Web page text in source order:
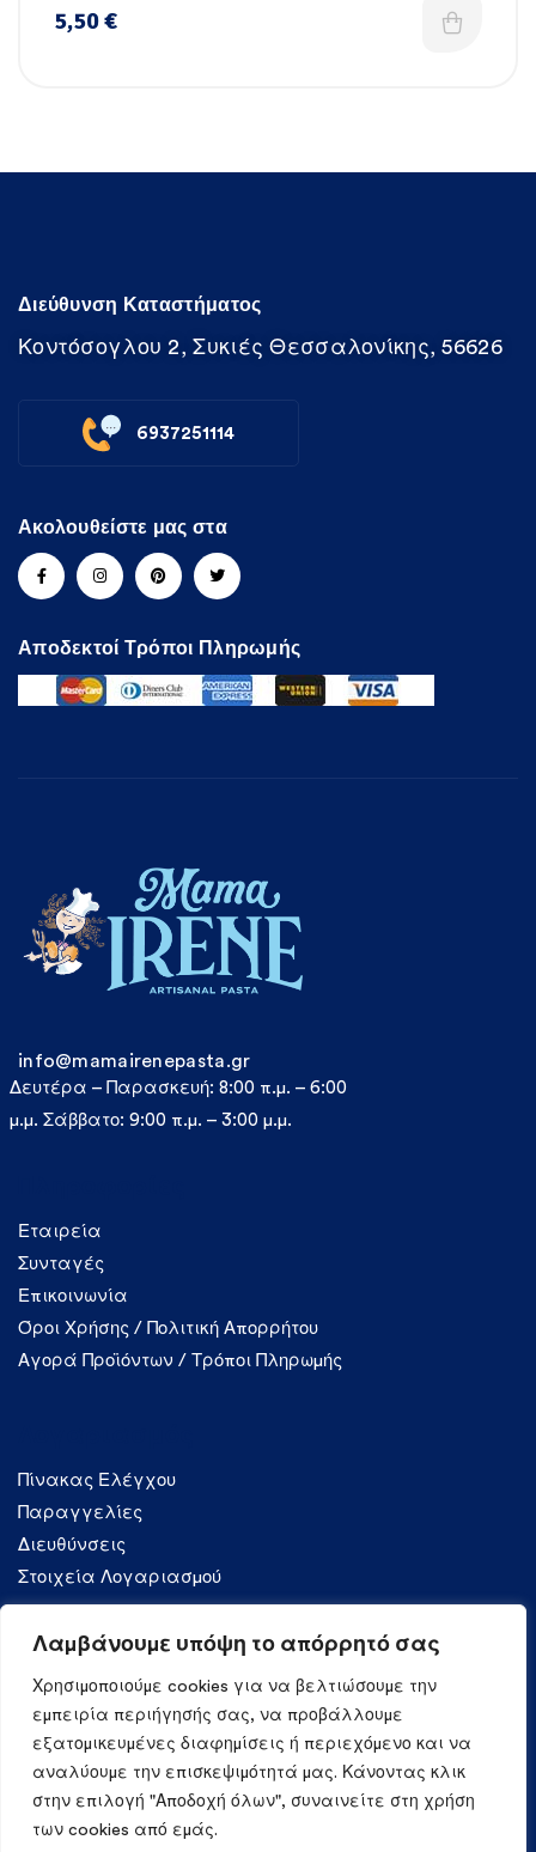
Λαμβάνουμε υπόψη το απόρρητό σας
Χρησιμοποιούμε cookies για να βελτιώσουμε την
εμπειρία περιήγησής σας, να προβάλλουμε
εξατομικευμένες διαφημίσεις ή περιεχόμενο και να
αναλύουμε την επισκεψιμότητά μας. Κάνοντας κλικ
στην επιλογή "Αποδοχή όλων", συναινείτε στη χρήση
των cookies από εμάς.
Χειροποίητος
5,50€
Διεύθυνση Καταστήματος
Κοντόσογλου 2, Συκιές Θεσσαλονίκης, 56626
6937251114
Ακολουθείστε μας στα
Αποδεκτοί Τρόποι Πληρωμής
Εταιρεία
Συνταγές
Επικοινωνία
Όροι Χρήσης / Πολιτική Απορρήτου
Αγορά Προϊόντων / Τρόποι Πληρωμής
Πίνακας Ελέγχου
Παραγγελίες
Διευθύνσεις
Στοιχεία Λογαριασμού
Κατηγορίες
Ζυμαρικά
info@mamairenepasta.gr
Δευτέρα – Παρασκευή: 8:00 π.μ. – 6:00
μ.μ. Σάββατο: 9:00 π.μ. – 3:00 μ.μ.